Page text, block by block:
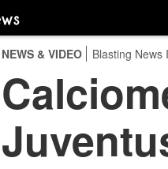
NEWS & VIDEO Blasting News